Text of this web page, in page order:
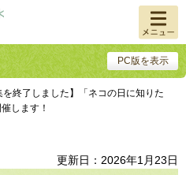
PC版を表示
メニュ
ー
を終了しました】「ネコの日に知りた
します！
更新日：2026年1月23日